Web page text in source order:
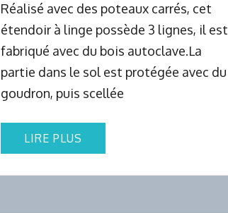
Réalisé avec des poteaux carrés, cet
étendoir à linge possède 3 lignes, il est
fabriqué avec du bois autoclave.La
partie dans le sol est protégée avec du
goudron, puis scellée
LIRE PLUS